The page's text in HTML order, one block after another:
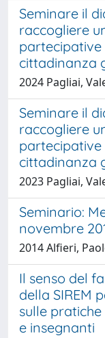
Seminare il
raccogliere
partecipative
cittadinanza
2024 Pagliai,
Seminare il
raccogliere
partecipative
cittadinanza
2023 Pagliai,
Seminario:
novembre
2014 Alfieri,
Il senso del
della SIREM
sulle
e insegnanti